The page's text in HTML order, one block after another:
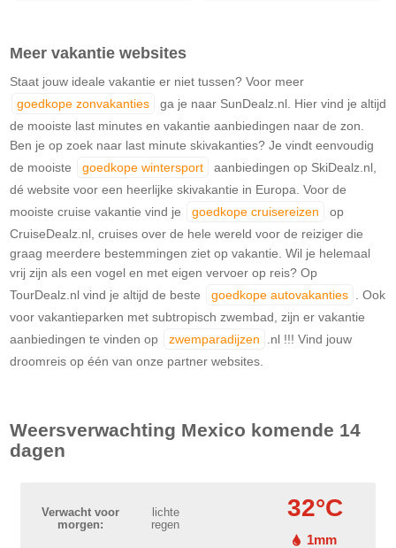
Meer vakantie websites
Staat jouw ideale vakantie er niet tussen? Voor meer
goedkope zonvakanties
ga je naar SunDealz.nl. Hier vind je altijd
de mooiste last minutes en vakantie aanbiedingen naar de zon.
Ben je op zoek naar last minute skivakanties? Je vindt eenvoudig
de mooiste
goedkope wintersport
aanbiedingen op SkiDealz.nl,
dé website voor een heerlijke skivakantie in Europa. Voor de
mooiste cruise vakantie vind je
goedkope cruisereizen
op
CruiseDealz.nl, cruises over de hele wereld voor de reiziger die
graag meerdere bestemmingen ziet op vakantie. Wil je helemaal
vrij zijn als een vogel en met eigen vervoer op reis? Op
TourDealz.nl vind je altijd de beste
goedkope autovakanties
. Ook
voor vakantieparken met subtropisch zwembad, zijn er vakantie
aanbiedingen te vinden op
zwemparadijzen
.nl !!! Vind jouw
droomreis op één van onze partner websites.
Weersverwachting Mexico komende 14
dagen
Verwacht voor
morgen:
lichte
regen
32°C
1mm